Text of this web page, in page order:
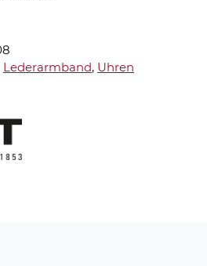
Lederarmband, Uhren